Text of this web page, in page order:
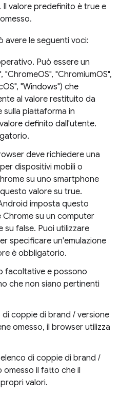
Il valore predefinito è true e
avere le seguenti voci:
Può essere un
"ChromiumOS",
"Windows") che
al valore restituito da
sulla piattaforma in
definito dall'utente.
deve richiedere una
dispositivi mobili o
su uno smartphone
valore su true.
imposta questo
Chrome su un computer
false. Puoi utilizzare
specificare un'emulazione
è obbligatorio.
facoltative e possono
che non siano pertinenti
di coppie di brand / versione
omesso, il browser utilizza
di coppie di brand /
omesso il fatto che il
valori.